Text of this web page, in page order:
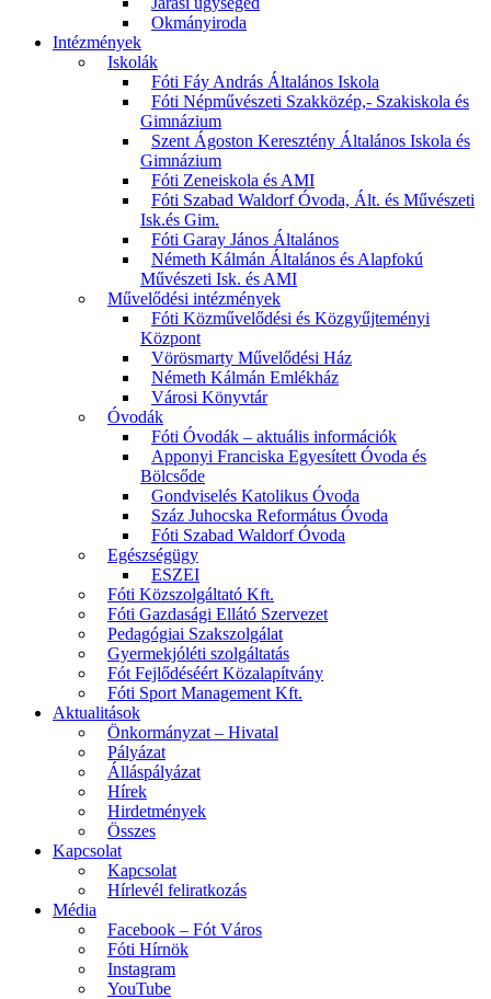
Okmányiroda
Intézmények
Iskolák
Fóti Fáy András Általános Iskola
Fóti Népművészeti Szakközép,- Szakiskola és
Gimnázium
Szent Ágoston Keresztény Általános Iskola és
Gimnázium
Fóti Zeneiskola és AMI
Fóti Szabad Waldorf Óvoda, Ált. és Művészeti
Isk.és Gim.
Fóti Garay János Általános
Németh Kálmán Általános és Alapfokú
Művészeti Isk. és AMI
Művelődési intézmények
Fóti Közművelődési és Közgyűjteményi
Központ
Vörösmarty Művelődési Ház
Németh Kálmán Emlékház
Városi Könyvtár
Óvodák
Fóti Óvodák – aktuális információk
Apponyi Franciska Egyesített Óvoda és
Bölcsőde
Gondviselés Katolikus Óvoda
Száz Juhocska Református Óvoda
Fóti Szabad Waldorf Óvoda
Egészségügy
ESZEI
Fóti Közszolgáltató Kft.
Fóti Gazdasági Ellátó Szervezet
Pedagógiai Szakszolgálat
Gyermekjóléti szolgáltatás
Fót Fejlődéséért Közalapítvány
Fóti Sport Management Kft.
Aktualitások
Önkormányzat – Hivatal
Pályázat
Álláspályázat
Hírek
Hirdetmények
Összes
Kapcsolat
Kapcsolat
Hírlevél feliratkozás
Média
Facebook – Fót Város
Fóti Hírnök
Instagram
YouTube